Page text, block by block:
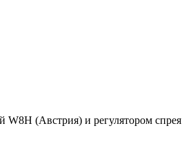
W8H (Австрия) и регулятором спрея